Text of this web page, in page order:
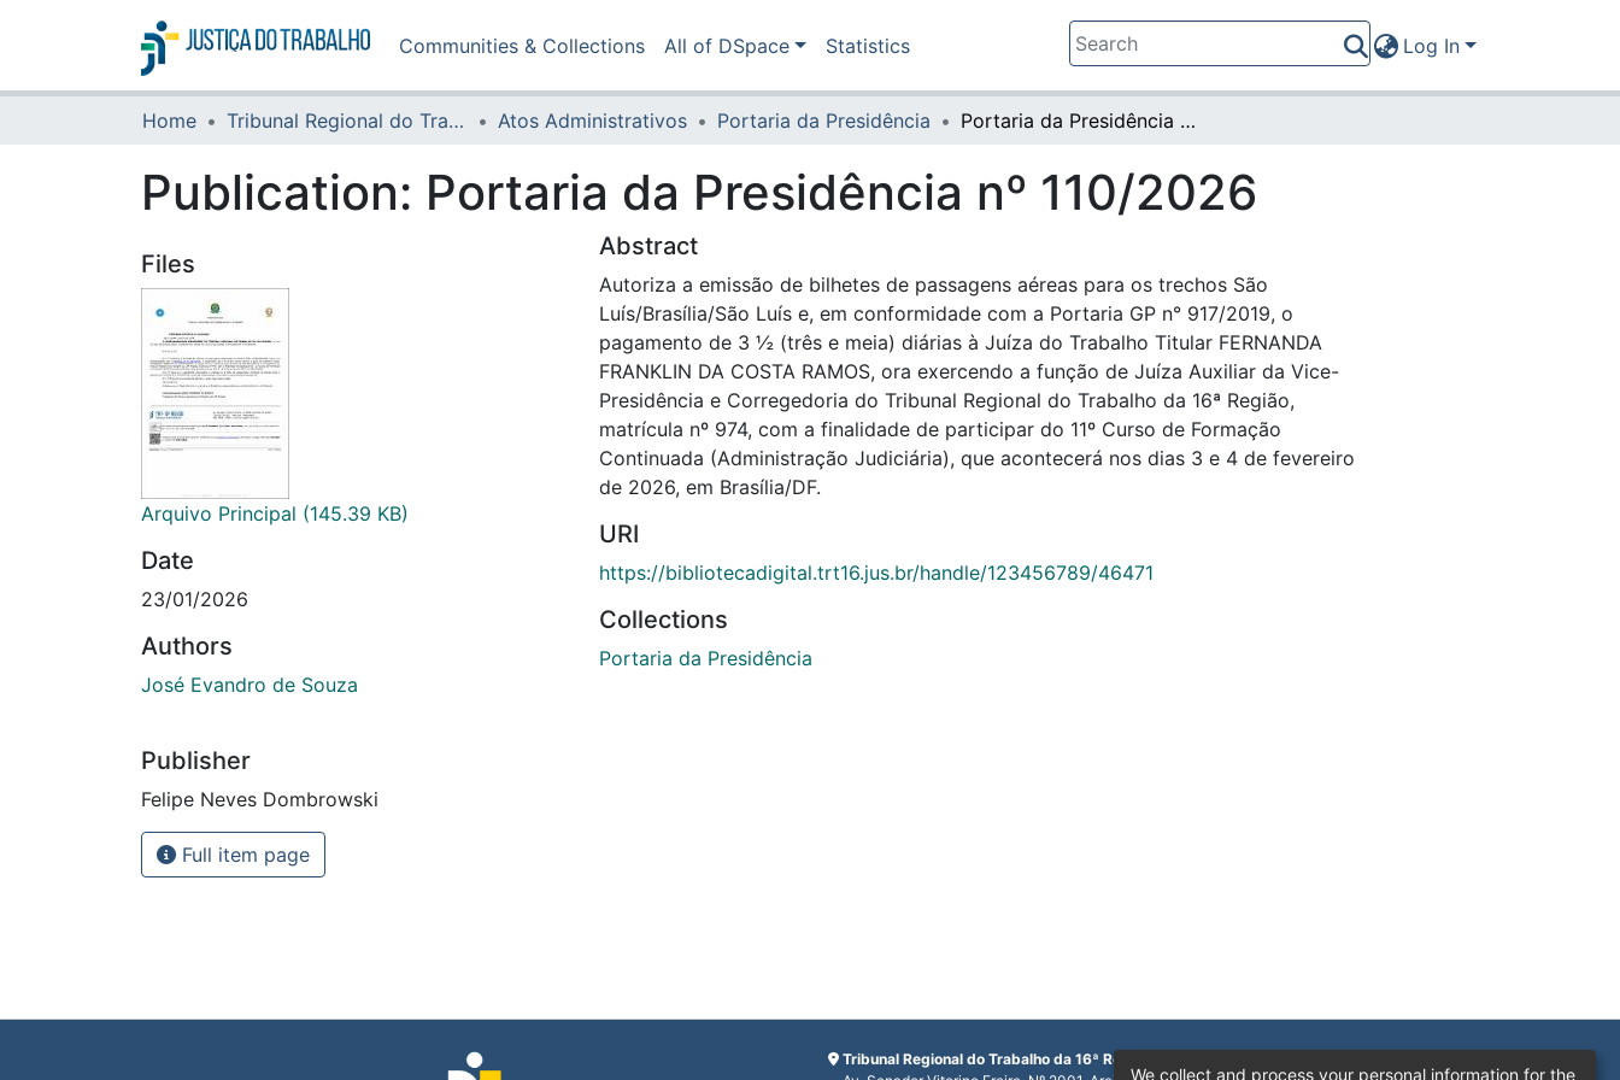
Communities & Collections All of DSpace Statistics Log In
Home Tribunal Regional do Trabalho da 16ª Região Atos Administrativos Portaria da Presidência Portaria da Presidência nº 110/2026
Publication: Portaria da Presidência nº 110/2026
Files
Arquivo Principal (145.39 KB)
Date
23/01/2026
Authors
José Evandro de Souza
Publisher
Felipe Neves Dombrowski
Full item page
Abstract
Autoriza a emissão de bilhetes de passagens aéreas para os trechos São
Luís/Brasília/São Luís e, em conformidade com a Portaria GP n° 917/2019, o
pagamento de 3 ½ (três e meia) diárias à Juíza do Trabalho Titular FERNANDA
FRANKLIN DA COSTA RAMOS, ora exercendo a função de Juíza Auxiliar da Vice-
Presidência e Corregedoria do Tribunal Regional do Trabalho da 16ª Região,
matrícula nº 974, com a finalidade de participar do 11º Curso de Formação
Continuada (Administração Judiciária), que acontecerá nos dias 3 e 4 de fevereiro
de 2026, em Brasília/DF.
URI
https://bibliotecadigital.trt16.jus.br/handle/123456789/46471
Collections
Portaria da Presidência
Tribunal Regional do Trabalho da 16ª Região
We collect and process your personal information for the